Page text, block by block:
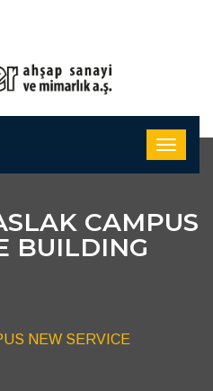
CAMPUS
BUILDING
NEW SERVICE